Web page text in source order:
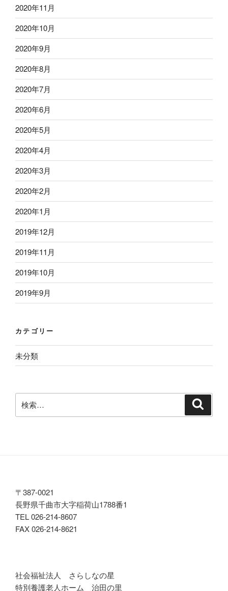
2020年11月
2020年10月
2020年9月
2020年8月
2020年7月
2020年6月
2020年5月
2020年4月
2020年3月
2020年2月
2020年1月
2019年12月
2019年11月
2019年10月
2019年9月
カテゴリー
未分類
索:
〒387-0021
長野県千曲市大字稲荷山1788番1
TEL 026-214-8607
FAX 026-214-8621
社会福祉法人 さらしなの星
特別養護老人ホーム 治田の里